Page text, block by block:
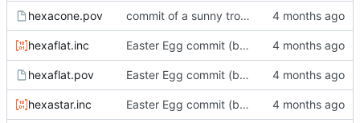
hexacone.pov commit of a sunny trolldi
hexaflat.inc Easter Egg commit (big!)
hexaflat.pov Easter Egg commit (big!)
hexastar.inc Easter Egg commit (big!)